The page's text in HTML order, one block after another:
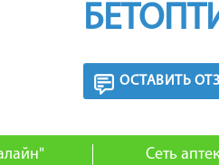
ОСТАВИТЬ
Сеть